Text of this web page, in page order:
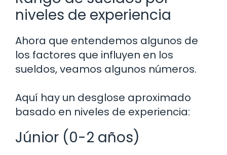
niveles de experiencia
Ahora que entendemos algunos de
los factores que influyen en los
sueldos, veamos algunos números.
Aquí hay un desglose aproximado
basado en niveles de experiencia:
Júnior (0-2 años)